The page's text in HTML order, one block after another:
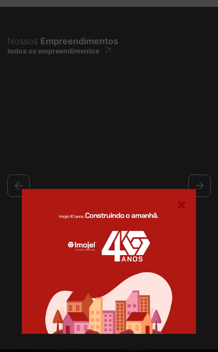
Nossos Empreendimentos
todos os empreendimentos
Loteamento Parque dos
Conventos
Lajeado